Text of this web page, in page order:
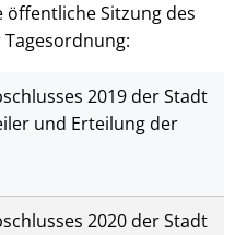
öffentliche Sitzung des
2019 der Stadt
und Erteilung der
2020 der Stadt